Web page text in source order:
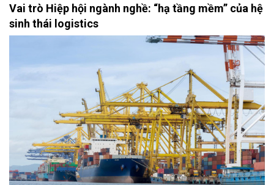
Vai trò Hiệp hội ngành nghề: “hạ tầng mềm” của hệ
sinh thái logistics